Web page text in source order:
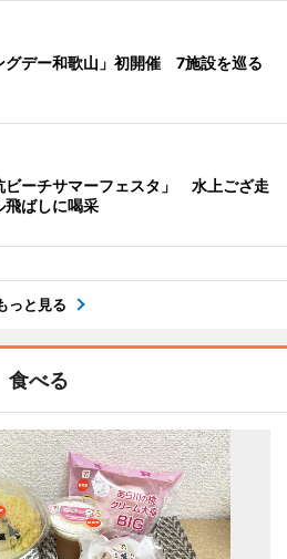
グデー和歌山」初開催 7施設を巡る
ビーチサマーフェスタ」 水上ござ走
飛ばしに喝采
っと見る
食べる